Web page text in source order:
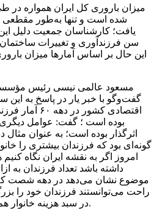
میزان باروری کل ایران همواره در
یافت؛ کارشناسان جمعیت دلیل
سن فرزندآوری و تغییرات
مسعود عالمی نیسی رئیس
گفت‌وگو با خبر یار در پاسخ به
اقتصادی کشور
اثرگذار بوده است؛ به عنوان
گونه‌ای بود که فرزندان بیشتری را
امروز اگر به نقشه ایران نگاه
داشته باشد تعداد فرزندان به
موضوع نشان می‌دهد در دهه شصت که
راحت می‌توانستند فرزندان خود را
در سبد هزینه خانوار هم در سال ۶۰ کمتر بوده است.